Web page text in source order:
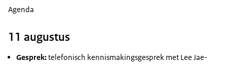
Agenda
11 augustus
Gesprek:telefonisch kennismakingsgesprek met Lee Jae-